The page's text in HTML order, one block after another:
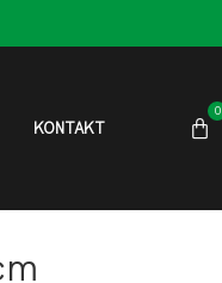
KONTAKT
0